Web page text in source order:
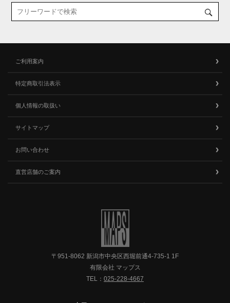
ご利用案内
特定商取引法表示
個人情報の取扱い
サイトマップ
お問い合わせ
直営店舗のご案内
〒951-8062 新潟市中央区西堀前通4-735-1 1F
有限会社 マップス
TEL： 025-228-4667